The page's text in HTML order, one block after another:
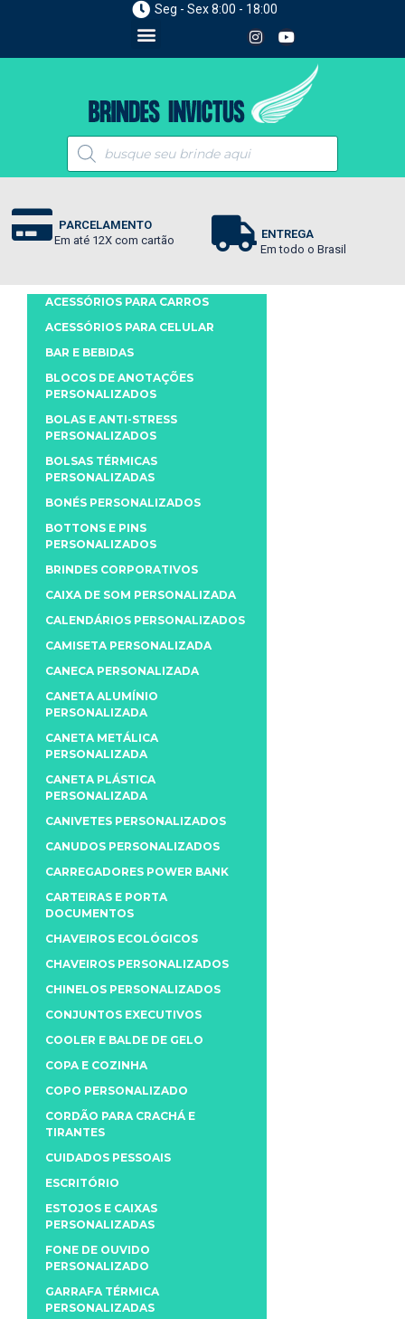
Seg - Sex 8:00 - 18:00
PARCELAMENTO
Em até 12X com cartão
ENTREGA
Em todo o Brasil
ACESSÓRIOS PARA CARROS
ACESSÓRIOS PARA CELULAR
BAR E BEBIDAS
BLOCOS DE ANOTAÇÕES
PERSONALIZADOS
BOLAS E ANTI-STRESS
PERSONALIZADOS
BOLSAS TÉRMICAS
PERSONALIZADAS
BONÉS PERSONALIZADOS
BOTTONS E PINS
PERSONALIZADOS
BRINDES CORPORATIVOS
CAIXA DE SOM PERSONALIZADA
CALENDÁRIOS PERSONALIZADOS
CAMISETA PERSONALIZADA
CANECA PERSONALIZADA
CANETA ALUMÍNIO
PERSONALIZADA
CANETA METÁLICA
PERSONALIZADA
CANETA PLÁSTICA
PERSONALIZADA
CANIVETES PERSONALIZADOS
CANUDOS PERSONALIZADOS
CARREGADORES POWER BANK
CARTEIRAS E PORTA
DOCUMENTOS
CHAVEIROS ECOLÓGICOS
CHAVEIROS PERSONALIZADOS
CHINELOS PERSONALIZADOS
CONJUNTOS EXECUTIVOS
COOLER E BALDE DE GELO
COPA E COZINHA
COPO PERSONALIZADO
CORDÃO PARA CRACHÁ E
TIRANTES
CUIDADOS PESSOAIS
ESCRITÓRIO
ESTOJOS E CAIXAS
PERSONALIZADAS
FONE DE OUVIDO
PERSONALIZADO
GARRAFA TÉRMICA
PERSONALIZADAS